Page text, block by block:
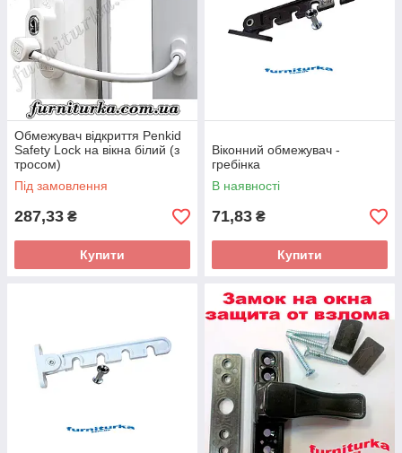
Обмежувач відкриття Penkid
Safety Lock на вікна білий (з
тросом)
Під замовлення
287,33 ₴
Купити
Віконний обмежувач -
гребінка
В наявності
71,83 ₴
Купити